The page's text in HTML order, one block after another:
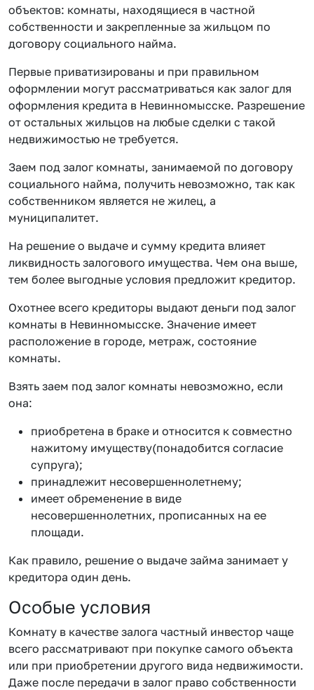
объектов: комнаты, находящиеся в частной
собственности и закрепленные за жильцом по
договору социального найма.
Первые приватизированы и при правильном
оформлении могут рассматриваться как залог для
оформления кредита в Невинномысске. Разрешение
от остальных жильцов на любые сделки с такой
недвижимостью не требуется.
Заем под залог комнаты, занимаемой по договору
социального найма, получить невозможно, так как
собственником является не жилец, а
муниципалитет.
На решение о выдаче и сумму кредита влияет
ликвидность залогового имущества. Чем она выше,
тем более выгодные условия предложит кредитор.
Охотнее всего кредиторы выдают деньги под залог
комнаты в Невинномысске. Значение имеет
расположение в городе, метраж, состояние
комнаты.
Взять заем под залог комнаты невозможно, если
она:
приобретена в браке и относится к совместно
нажитому имуществу(понадобится согласие
супруга);
принадлежит несовершеннолетнему;
имеет обременение в виде
несовершеннолетних, прописанных на ее
площади.
Как правило, решение о выдаче займа занимает у
кредитора один день.
Особые условия
Комнату в качестве залога частный инвестор чаще
всего рассматривают при покупке самого объекта
или при приобретении другого вида недвижимости.
Даже после передачи в залог право собственности